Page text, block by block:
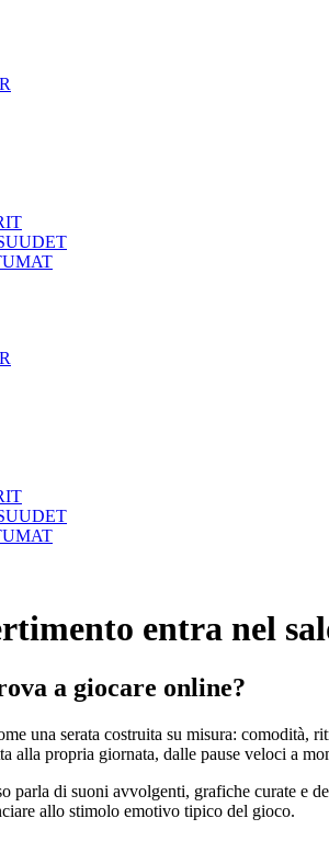
entra nel
a giocare online?
una serata costruita su misura:
alla propria giornata, dalle pause veloci a
parla di suoni avvolgenti, grafiche curate e
allo stimolo emotivo tipico del gioco.